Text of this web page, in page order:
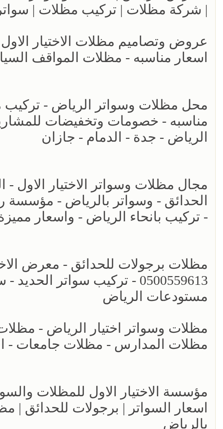
| شركة مظلات | تركيب مظلات |
اسعار مناسبه - مظلات المواقف
مناسبه - خصومات وتخفيضات
الرياض - جدة - الدمام - جازان
الحدائق - وسواتر بالرياض -
- تركيب بانحاء الرياض - واسعار
مظلات برجولات للحدائق - معرض
0500559613 - تركيب سواتر
مستودعات الرياض
مظلات المدارس - مظلات جامعات -
اسعار السواتر | برجولات للحدائق
بالرياض